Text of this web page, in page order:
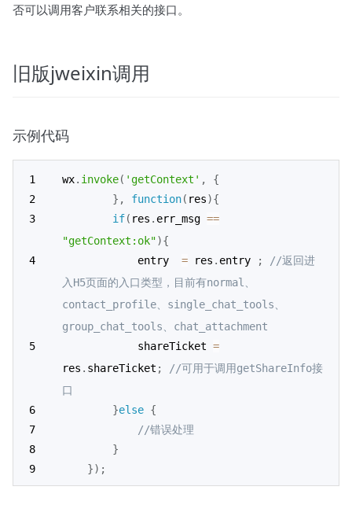
否可以调用客户联系相关的接口。
旧版jweixin调用
示例代码
wx. invoke( 'getContext' ,
{
} , function( res){
if( res . err_msg ==
"getContext:ok"){
            entry
= res . entry ;
//返回进
入H5页面的入口类型，目前有normal、
contact_profile、single_chat_tools、
group_chat_tools、chat_attachment
            shareTicket
=
res . shareTicket ;
//可用于调用getShareInfo接
口
}else {
//错误处理
}
}) ;